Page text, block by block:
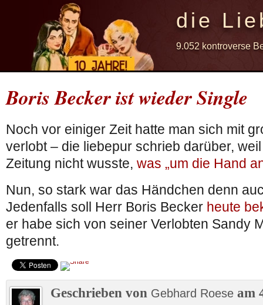
die
9.052 kontroverse
Boris Becker ist wieder Single
Noch vor einiger Zeit hatte man sich mit
verlobt – die liebepur schrieb darüber,
Zeitung nicht wusste, was „um die Hand
Nun, so stark war das Händchen denn
Jedenfalls soll Herr Boris Becker heute
er habe sich von seiner Verlobten Sandy
getrennt.
Geschrieben von Gebhard Roese am